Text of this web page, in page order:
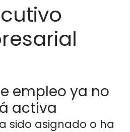
empleo ya no
activa
sido asignado o ha